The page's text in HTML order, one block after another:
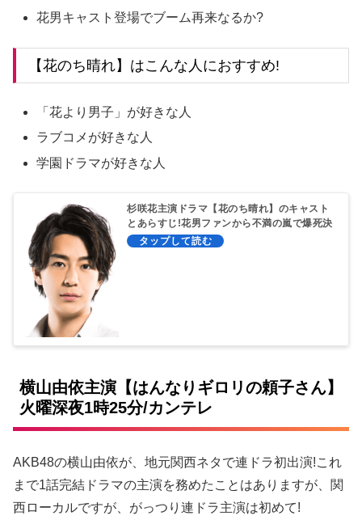
花男キャスト登場でブーム再来なるか?
【花のち晴れ】はこんな人におすすめ!
「花より男子」が好きな人
ラブコメが好きな人
学園ドラマが好きな人
杉咲花主演ドラマ【花のち晴れ】のキャスト
とあらすじ!花男ファンから不満の嵐で爆死決
定?
横山由依主演【はんなりギロリの頼子さん】
火曜深夜1時25分/カンテレ
AKB48の横山由依が、地元関西ネタで連ドラ初出演!これ
まで1話完結ドラマの主演を務めたことはありますが、関
西ローカルですが、がっつり連ドラ主演は初めて!